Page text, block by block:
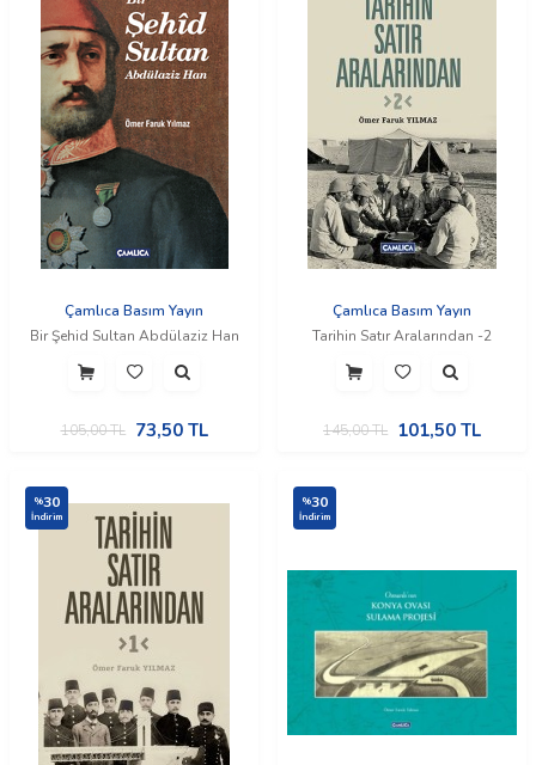
Çamlıca Basım Yayın
Bir Şehid Sultan Abdülaziz Han
105,00TL 73,50TL
Çamlıca Basım Yayın
Tarihin Satır Aralarından -2
145,00TL 101,50 TL
%30
İndirim
%30
İndirim